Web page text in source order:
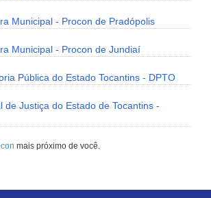
Municipal - Procon de Pradópolis
Municipal - Procon de Jundiaí
Pública do Estado Tocantins - DPTO
de Justiça do Estado de Tocantins -
mais próximo de você.